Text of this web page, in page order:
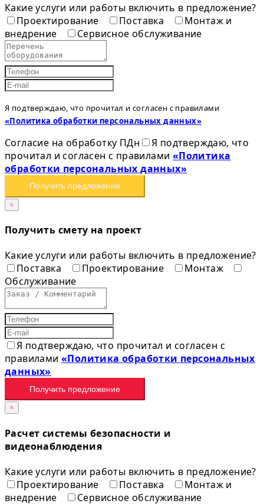
Какие услуги или работы включить в предложение?
Проектирование
Поставка
Монтаж и
внедрение
Сервисное обслуживание
Я подтверждаю, что прочитал и согласен с правилами
«Политика обработки персональных данных»
Согласие на обработку ПДн
Я подтверждаю, что
прочитал и согласен с правилами «Политика
обработки персональных данных»
Получить предложение
×
Получить смету на проект
Какие услуги или работы включить в предложение?
Поставка
Проектирование
Монтаж
Обслуживание
Я подтверждаю, что прочитал и согласен с
правилами«Политика обработки персональных
данных»
Получить предложение
×
Расчет системы безопасности и
видеонаблюдения
Какие услуги или работы включить в предложение?
Проектирование
Поставка
Монтаж и
внедрение
Сервисное обслуживание